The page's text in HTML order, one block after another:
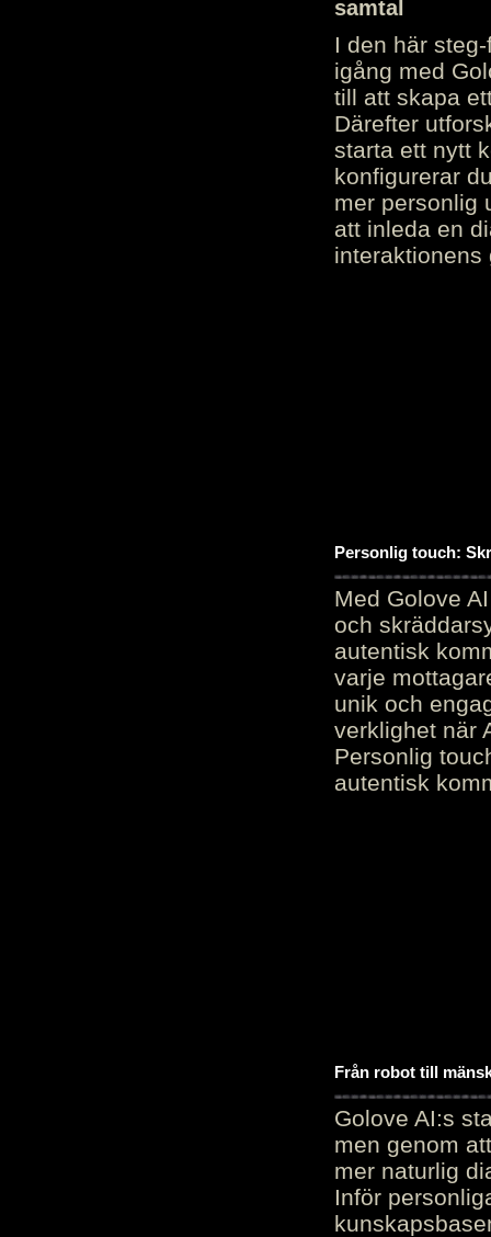
samtal
I den här
igång med
till att skapa
Därefter
starta ett nytt
konfigurerar
mer personlig
att inleda en
interaktionens
Personlig touch:
Med Golove
och
autentisk
varje
unik och
verklighet när
Personlig
autentisk
Från robot till
Golove AI:s
men genom
mer naturlig
Inför